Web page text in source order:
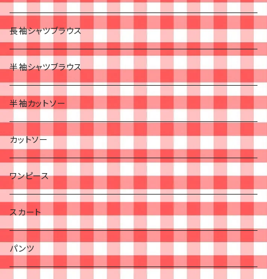
長袖シャツブラウス
半袖シャツブラウス
半袖カットソー
カットソー
ワンピース
スカート
パンツ